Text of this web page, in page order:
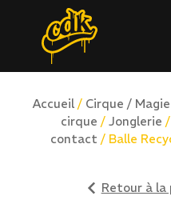
Accueil / Cirque /
cirque / Jonglerie /
contact / Balle
Retour à la